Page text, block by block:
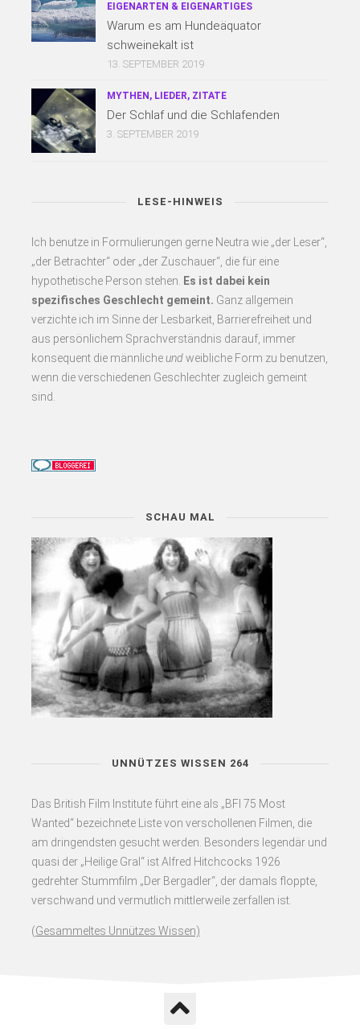
EIGENARTEN & EIGENARTIGES
Warum es am Hundeäquator
schweinekalt ist
13. SEPTEMBER 2019
MYTHEN, LIEDER, ZITATE
Der Schlaf und die Schlafenden
3. SEPTEMBER 2019
LESE-HINWEIS
Ich benutze in Formulierungen gerne Neutra wie „der Leser“,
„der Betrachter“ oder „der Zuschauer“, die für eine
hypothetische Person stehen.
Es ist dabei kein
spezifisches Geschlecht gemeint. Ganz allgemein
verzichte ich im Sinne der Lesbarkeit, Barrierefreiheit und
aus persönlichem Sprachverständnis darauf, immer
konsequent die männlicheundweibliche Form zu benutzen,
wenn die verschiedenen Geschlechter zugleich gemeint
sind.
SCHAU MAL
UNNÜTZES WISSEN 264
Das British Film Institute führt eine als „BFI 75 Most
Wanted“ bezeichnete Liste von verschollenen Filmen, die
am dringendsten gesucht werden. Besonders legendär und
quasi der „Heilige Gral“ ist Alfred Hitchcocks 1926
gedrehter Stummfilm „Der Bergadler“, der damals floppte,
verschwand und vermutlich mittlerweile zerfallen ist.
(Gesammeltes Unnützes Wissen)